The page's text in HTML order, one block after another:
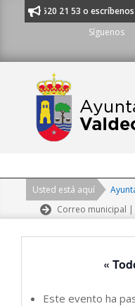
al 91 620 21 53 o
Síguenos
Navigation
Usted está aquí
Correo municipal |
«
Este evento ha